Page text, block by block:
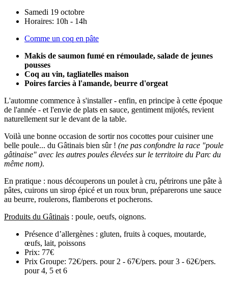
Samedi 19 octobre
Horaires: 10h - 14h
Comme un coq en pâte
Makis de saumon fumé en rémoulade, salade de jeunes
pousses
Coq au vin, tagliatelles maison
Poires farcies à l'amande, beurre d'orgeat
L'automne commence à s'installer - enfin, en principe à cette époque
de l'année - et l'envie de plats en sauce, gentiment mijotés, revient
naturellement sur le devant de la table.
Voilà une bonne occasion de sortir nos cocottes pour cuisiner une
belle poule... du Gâtinais bien sûr ! (ne pas confondre la race "poule
gâtinaise" avec les autres poules élevées sur le territoire du Parc du
même nom).
En pratique : nous découperons un poulet à cru, pétrirons une pâte à
pâtes, cuirons un sirop épicé et un roux brun, préparerons une sauce
au beurre, roulerons, flamberons et pocherons.
Produits du Gâtinais : poule, oeufs, oignons.
Présence d’allergènes : gluten, fruits à coques, moutarde,
œufs, lait, poissons
Prix: 77€
Prix Groupe: 72€/pers. pour 2 - 67€/pers. pour 3 - 62€/pers.
pour 4, 5 et 6